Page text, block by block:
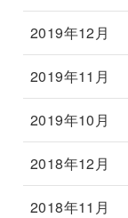
2019年12月
2019年11月
2019年10月
2018年12月
2018年11月